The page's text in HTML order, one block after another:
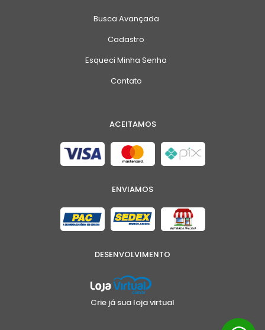
Busca Avançada
Cadastro
Esqueci Minha Senha
Contato
ACEITAMOS
ENVIAMOS
DESENVOLVIMENTO
Crie já sua loja virtual